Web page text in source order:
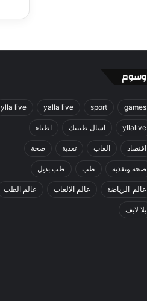
وسوم
games
sport
yalla live
ylla live
yllalive اسال طبيبك اطباء
اقتصاد العاب تغذية صحة
صحة وتغذية طب طب بديل
عالم_الرياضة عالم الالعاب عالم الطب
يلا لايف